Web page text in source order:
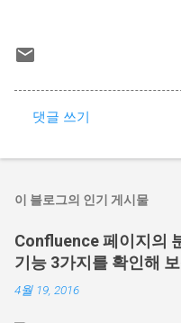
글
댓글 쓰기
이 블로그의 인기 게시물
Confluence 페이지의
기능 3가지를 확인해
4월 19, 2016